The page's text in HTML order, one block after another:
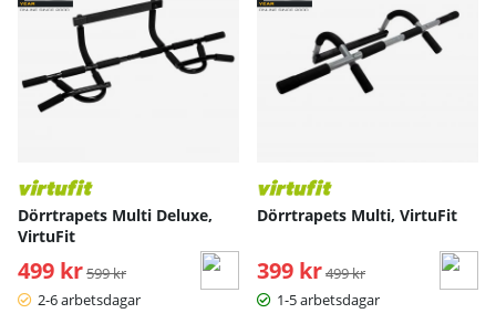
Dörrtrapets Multi Deluxe,
VirtuFit
499 kr Ordinarie pris:
599 kr
2-6 arbetsdagar
Dörrtrapets Multi, VirtuFit
399 kr Ordinarie pris:
499 kr
1-5 arbetsdagar